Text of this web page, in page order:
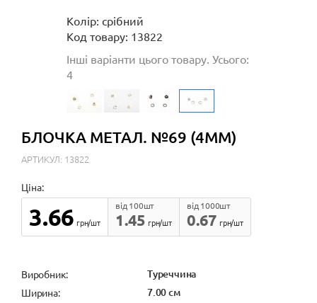
Колір: срібний
Код товару: 13822
Інші варіанти цього товару. Усього:
4
БЛОЧКА МЕТАЛ. №69 (4ММ)
АРТИКУЛ: 13822
Ціна:
3.66 грн/шт 1.45
від 100шт
грн/шт
0.67
від 1000шт
грн/шт
Виробник: Туреччина
Ширина: 7.00 см